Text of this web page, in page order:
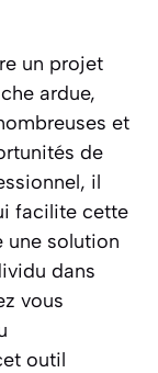
un projet
ardue,
et
de
il
facilite cette
une solution
dans
vous
outil